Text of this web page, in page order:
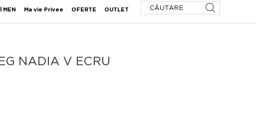
MEN Ma vie Privee OFERTE OUTLET
NADIA V ECRU